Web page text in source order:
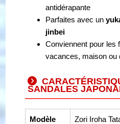
antidérapante
Parfaites avec un
jinbei
Conviennent pour les
vacances, maison ou
SANDALES
Modèle Zori Iroha